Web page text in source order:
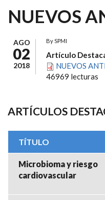
NUEVOS
AGO
02
2018
BySPMI
Artículo
NUEVOS
46969 lecturas
ARTÍCULOS
TÍTULO
Microbioma y riesgo
cardiovascular